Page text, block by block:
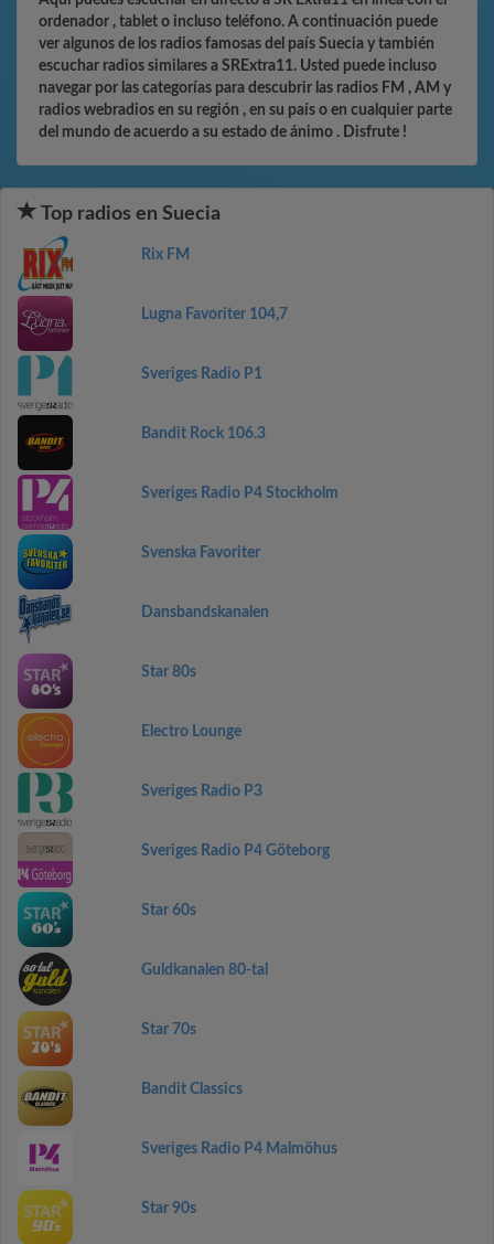
ordenador , tablet o incluso teléfono. A continuación puede
ver algunos de los radios famosas del país Suecia y también
escuchar radios similares a SRExtra11. Usted puede incluso
navegar por las categorías para descubrir las radios FM , AM y
radios webradios en su región , en su país o en cualquier parte
del mundo de acuerdo a su estado de ánimo . Disfrute !
Top radios en Suecia
Rix FM
Lugna Favoriter 104,7
Sveriges Radio P1
Bandit Rock 106.3
Sveriges Radio P4 Stockholm
Svenska Favoriter
Dansbandskanalen
Star 80s
Electro Lounge
Sveriges Radio P3
Sveriges Radio P4 Göteborg
Star 60s
Guldkanalen 80-tal
Star 70s
Bandit Classics
Sveriges Radio P4 Malmöhus
Star 90s